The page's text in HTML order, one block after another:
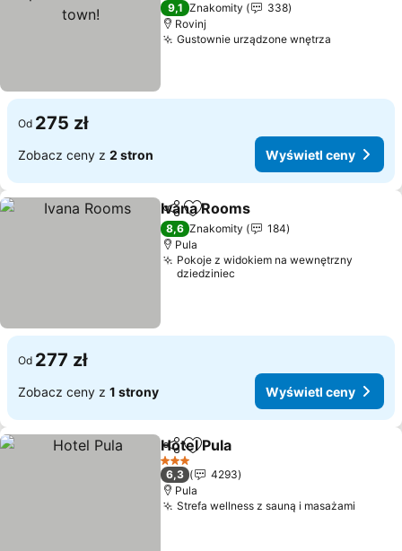
9,1 Znakomity
338
Rovinj
Gustownie urządzone wnętrza
Od 275 zł
Zobacz ceny z 2 stron Wyświetl ceny
Udostępnij
Dodaj do ulubionych
Ivana Rooms
8,6 Znakomity
184
Pula
Pokoje z widokiem na wewnętrzny
dziedziniec
Od 277 zł
Zobacz ceny z 1 strony Wyświetl ceny
Udostępnij
Dodaj do ulubionych
Hotel Pula
3 Kategoria
6,3
4293
Pula
Strefa wellness z sauną i masażami